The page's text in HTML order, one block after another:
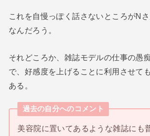
これを自慢っぽく話さないところがN
なんだろう。
それどころか、雑誌モデルの仕事の愚
で、好感度を上げることに利用させて
ある。
過去の自分へのコメント
美容院に置いてあるような雑誌にも